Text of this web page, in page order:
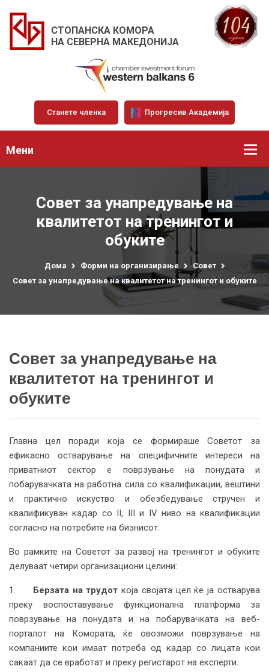
СТОПАНСКА КОМОРА
НА СЕВЕРНА МАКЕДОНИЈА
Станете членка Прогресив Академија
Мени
Совет за унапредување на
квалитетот на тренингот и
обуките
Дома Форми на организирање
Совет
Совет за унапредување на квалитетот на тренингот и обуките
Совет за унапредување на
квалитетот на тренингот и
обуките
Главна цел поради која се формираше Советот за
ефикасно остварување на специфичните интереси на
приватниот сектор е поврзување на понудата и
побарувачката на работна сила со квалификации, вештини
и практично искуство и обезбедување стручен и
квалификуван кадар со II, III и IV ниво на квалификации
согласно на потребите на бизнисот.
Во рамките на Советот за развој на тренингот и обуките
делуваат четири организациони целини:
1. Берзата на трудот која својата цел ќе ја остварува
преку воспоставување функционална платформа за
поврзување на понудата и на побарувачката на веб-
порталот на Комората, ќе овозможи поврзување на
компаниите кои имаат потреба од кадар со лицата кои
сакаат да се вработат и преку регистарот на експерти.